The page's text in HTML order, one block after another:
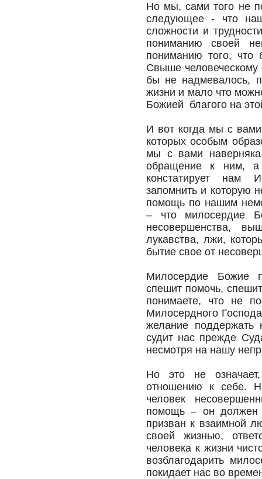
Но мы, сами того не
следующее - что
сложности и
пониманию своей
пониманию того, что
Свыше человеческому
бы не надмевалось,
жизни и мало что
Божией благого на
И вот когда мы с
которых особым
мы с вами
обращение к ним, а
констатирует нам
запомнить и которую
помощь по нашим
– что милосердие
несовершенства,
лукавства, лжи,
бытие свое от
Милосердие Божие
спешит помочь,
понимаете, что не
Милосердного
желание
судит нас прежде
несмотря на нашу
Но это не
отношению к себе.
человек
помощь – он должен
призван к взаимной
своей жизнью,
человека к жизни
возблагодарить
покидает нас во